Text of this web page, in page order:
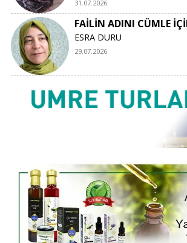
31.07.2026
FAİLİN ADINI CÜMLE
ESRA DURU
29.07.2026